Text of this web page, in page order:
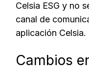
Celsia ESG y no
canal de
aplicación Celsia.
Cambios